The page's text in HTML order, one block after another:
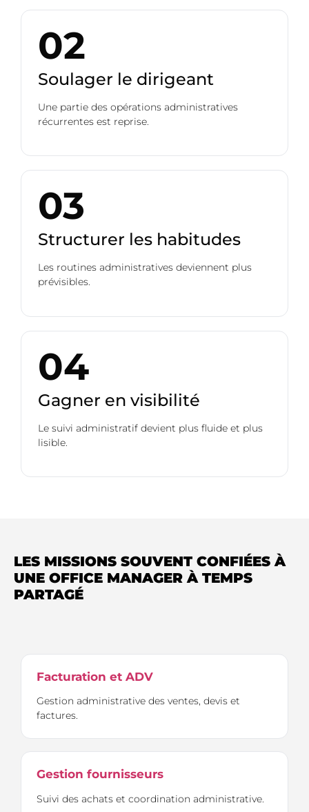
02
Soulager le dirigeant
Une partie des opérations administratives
récurrentes est reprise.
03
Structurer les habitudes
Les routines administratives deviennent plus
prévisibles.
04
Gagner en visibilité
Le suivi administratif devient plus fluide et plus
lisible.
LES MISSIONS SOUVENT CONFIÉES À
UNE OFFICE MANAGER À TEMPS
PARTAGÉ
Facturation et ADV
Gestion administrative des ventes, devis et
factures.
Gestion fournisseurs
Suivi des achats et coordination administrative.